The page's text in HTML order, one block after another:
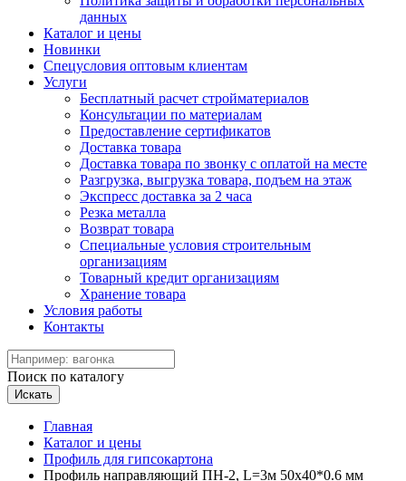
данных
Каталог и цены
Новинки
Спецусловия оптовым клиентам
Услуги
Бесплатный расчет стройматериалов
Консультации по материалам
Предоставление сертификатов
Доставка товара
Доставка товара по звонку с оплатой на месте
Разгрузка, выгрузка товара, подъем на этаж
Экспресс доставка за 2 часа
Резка металла
Возврат товара
Специальные условия строительным
организациям
Товарный кредит организациям
Хранение товара
Условия работы
Контакты
Поиск по каталогу
Искать
Главная
Каталог и цены
Профиль для гипсокартона
Профиль направляющий ПН-2, L=3м 50х40*0.6 мм